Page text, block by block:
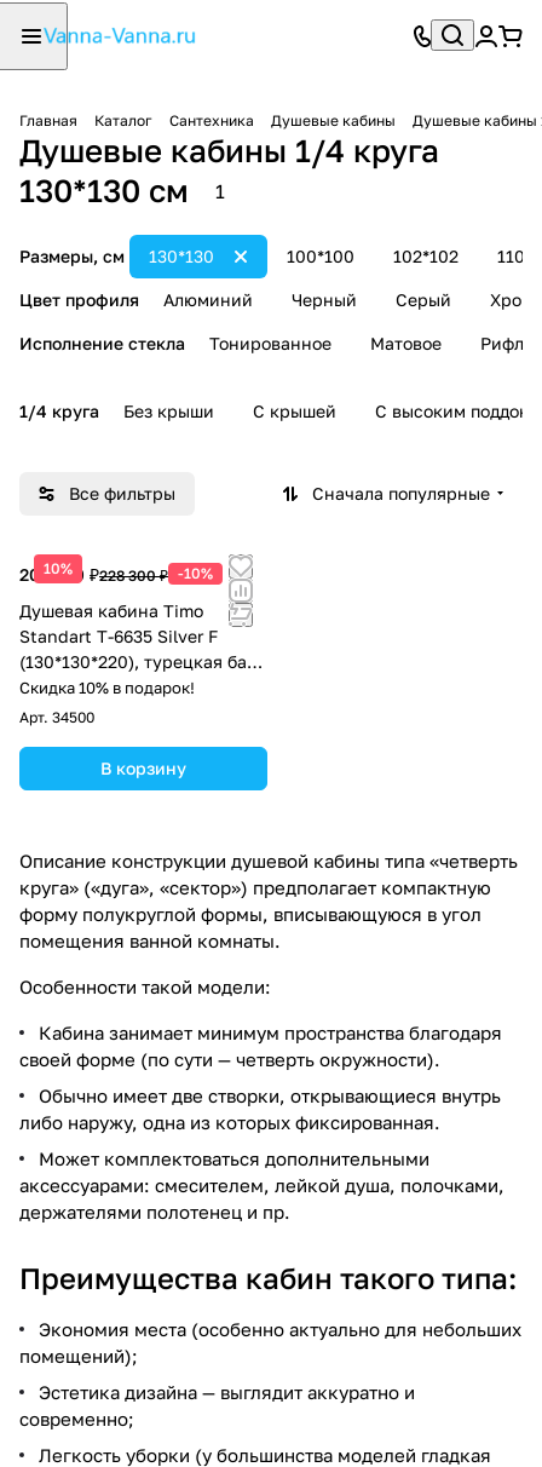
Главная Каталог Сантехника Душевые кабины Душевые кабины
Душевые кабины 1/4 круга
130*130 см
1
Размеры, см 100*100 102*102
130*130
Цвет профиля Алюминий Черный Серый Хром
Исполнение стекла Тонированное Матовое
1/4 круга Без крыши С крышей С высоким
Все фильтры Сначала популярные
10%
205 470 ₽228 300 ₽ -10%
Душевая кабина Timo
Standart Т-6635 Silver F
(130*130*220), турецкая баня
хамам
Скидка 10% в подарок!
Арт. 34500
В корзину
Описание конструкции душевой кабины типа «четверть
круга» («дуга», «сектор») предполагает компактную
форму полукруглой формы, вписывающуюся в угол
помещения ванной комнаты.
Особенности такой модели:
Кабина занимает минимум пространства благодаря
своей форме (по сути — четверть окружности).
Обычно имеет две створки, открывающиеся внутрь
либо наружу, одна из которых фиксированная.
Может комплектоваться дополнительными
аксессуарами: смесителем, лейкой душа, полочками,
держателями полотенец и пр.
Преимущества кабин такого типа:
Экономия места (особенно актуально для небольших
помещений);
Эстетика дизайна — выглядит аккуратно и
современно;
Легкость уборки (у большинства моделей гладкая